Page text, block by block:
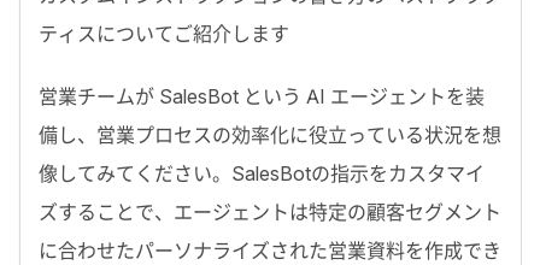
ティスについてご紹介します
営業チームが SalesBot という AI エージェントを装
備し、営業プロセスの効率化に役立っている状況を想
像してみてください。SalesBotの指示をカスタマイ
ズすることで、エージェントは特定の顧客セグメント
に合わせたパーソナライズされた営業資料を作成でき